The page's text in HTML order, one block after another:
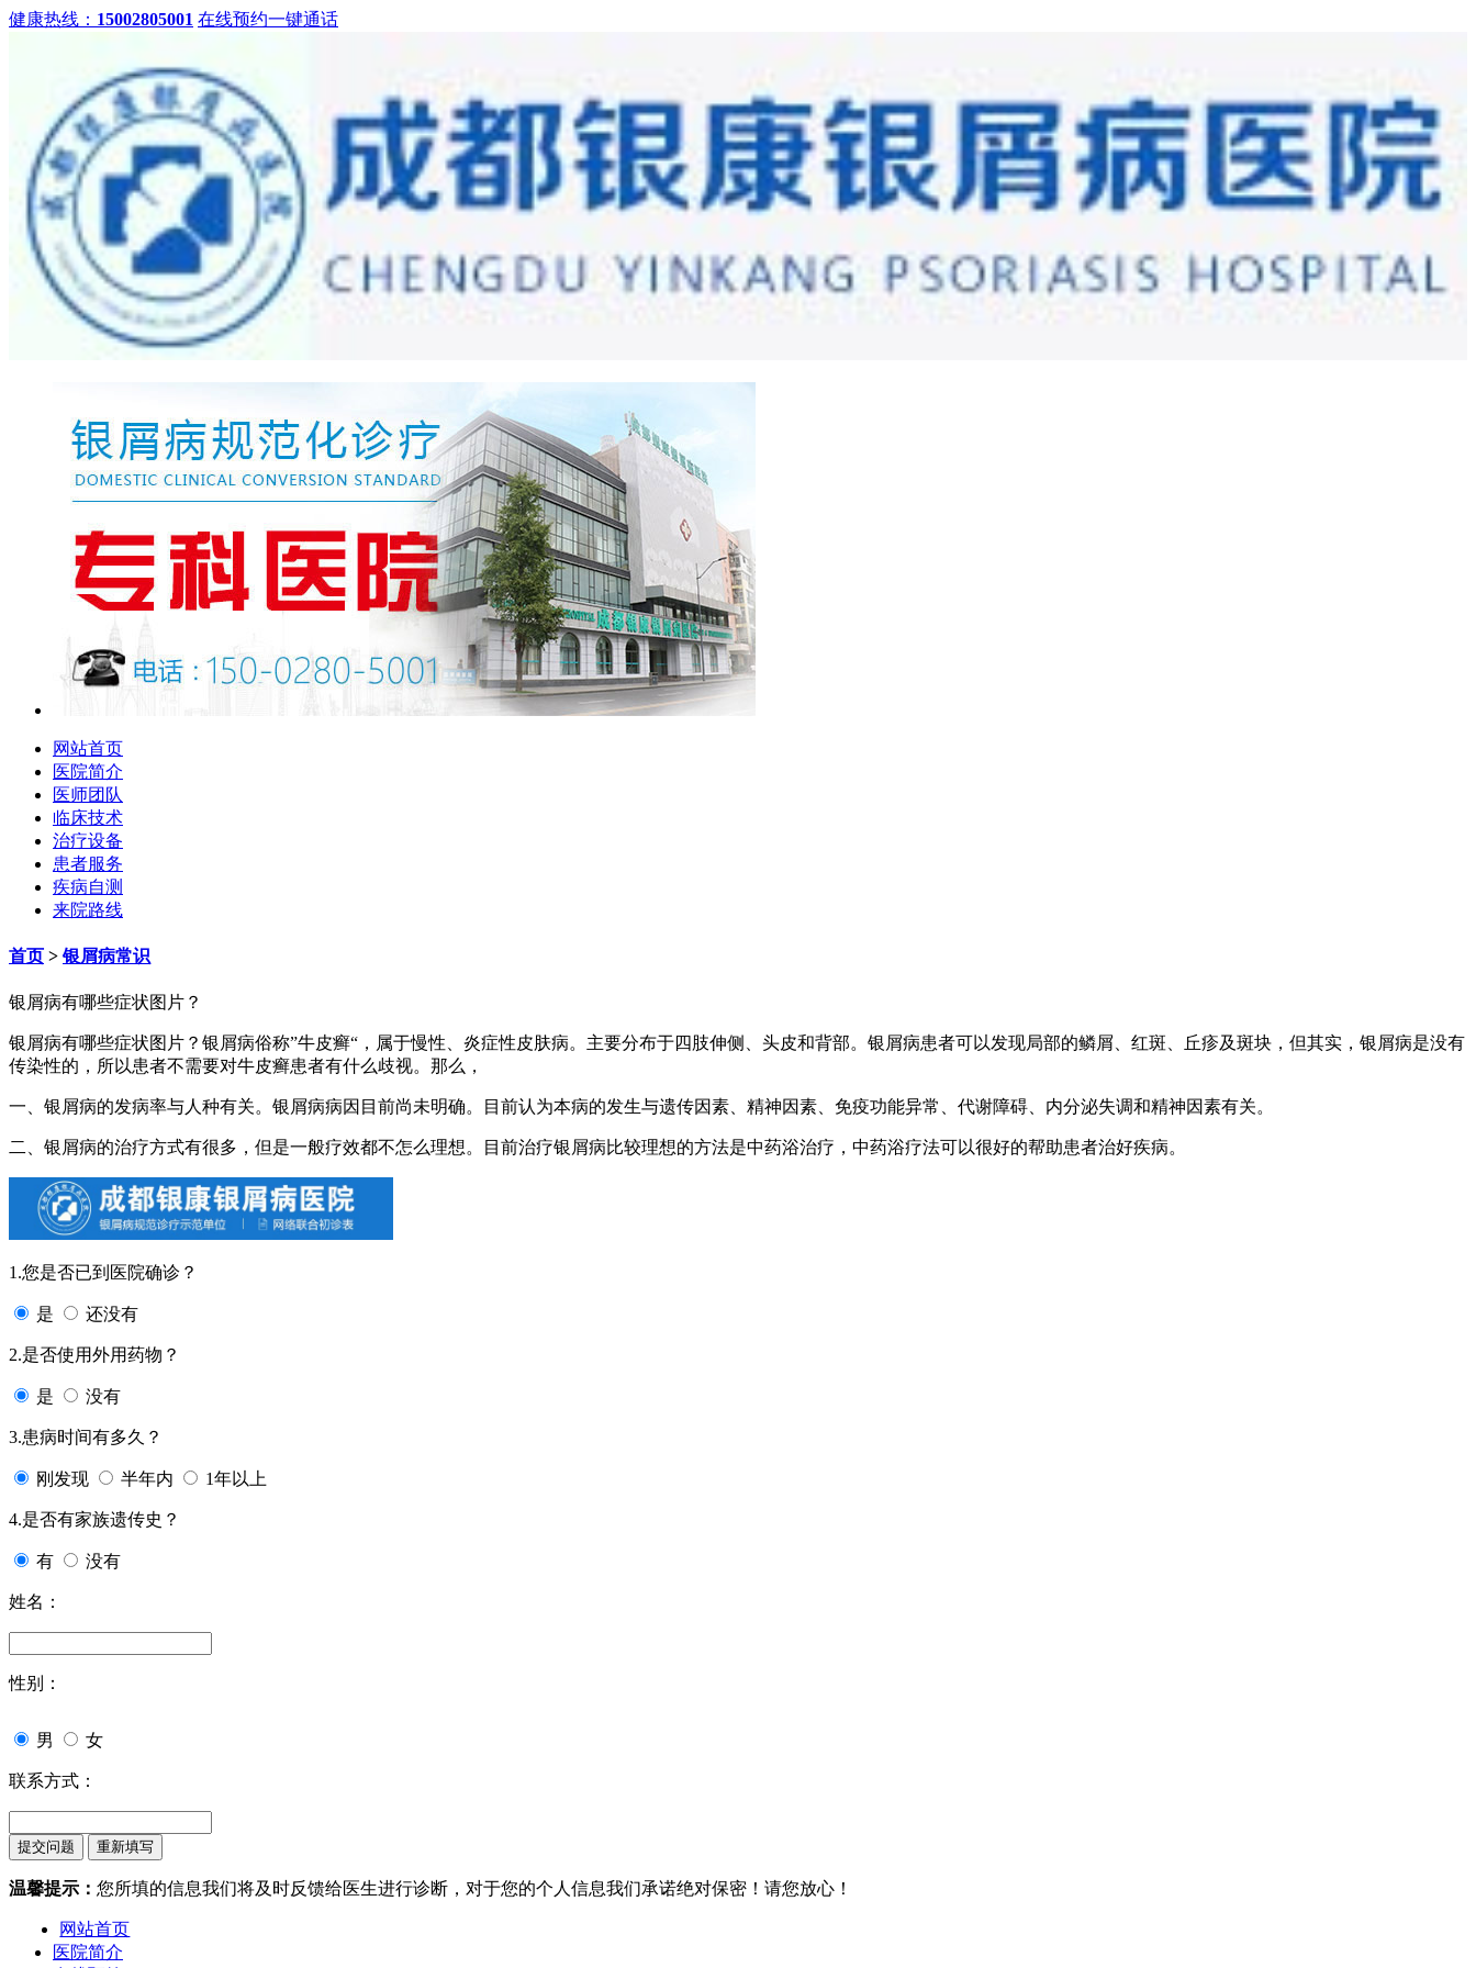
健康热线： 15002805001 在线预约一键通话
网站首页
医院简介
医师团队
临床技术
治疗设备
患者服务
疾病自测
来院路线
首页 >银屑病常识
银屑病有哪些症状图片？
银屑病有哪些症状图片？银屑病俗称”牛皮癣“，属于慢性、炎症性皮肤病。主要分布于四肢伸侧、头皮和背部。银屑病患者可以发现局部的鳞屑、红斑、丘疹及斑块，但其实，银屑病是没有
传染性的，所以患者不需要对牛皮癣患者有什么歧视。那么，
一、银屑病的发病率与人种有关。银屑病病因目前尚未明确。目前认为本病的发生与遗传因素、精神因素、免疫功能异常、代谢障碍、内分泌失调和精神因素有关。
二、银屑病的治疗方式有很多，但是一般疗效都不怎么理想。目前治疗银屑病比较理想的方法是中药浴治疗，中药浴疗法可以很好的帮助患者治好疾病。
1.您是否已到医院确诊？
是 还没有
2.是否使用外用药物？
是 没有
3.患病时间有多久？
刚发现 半年内 1年以上
4.是否有家族遗传史？
有 没有
姓名：
性别：
男 女
联系方式：
温馨提示： 您所填的信息我们将及时反馈给医生进行诊断，对于您的个人信息我们承诺绝对保密！请您放心！
网站首页
医院简介